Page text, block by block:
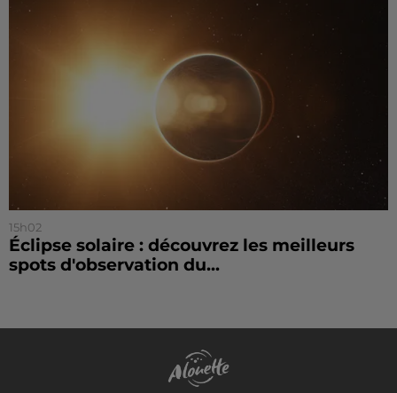
15h02
Éclipse solaire : découvrez les meilleurs
spots d'observation du...